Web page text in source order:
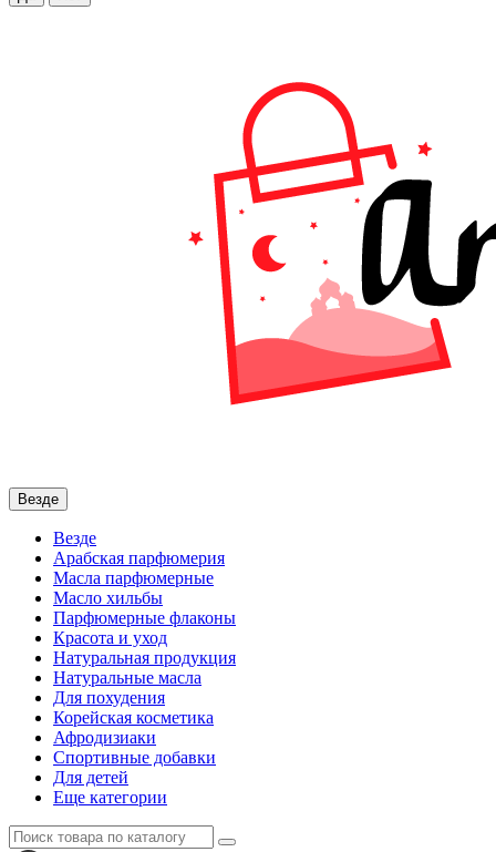
Везде
Везде
Арабская парфюмерия
Масла парфюмерные
Масло хильбы
Парфюмерные флаконы
Красота и уход
Натуральная продукция
Натуральные масла
Для похудения
Корейская косметика
Афродизиаки
Спортивные добавки
Для детей
Еще категории